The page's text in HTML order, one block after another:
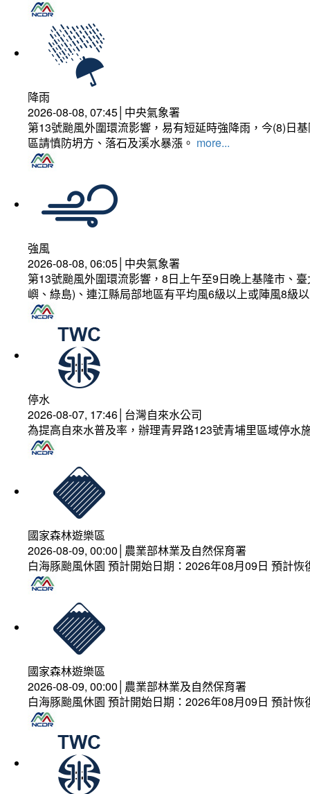
降雨
2026-08-08, 07:45│中央氣象署
第13號颱風外圍環流影響，易有短延時強降雨，今(8)日
區請慎防坍方、落石及溪水暴漲。 more...
強風
2026-08-08, 06:05│中央氣象署
第13號颱風外圍環流影響，8日上午至9日晚上基隆市、
嶼、綠島)、連江縣局部地區有平均風6級以上或陣風8級
停水
2026-08-07, 17:46│台灣自來水公司
為提高自來水普及率，辦理青昇路123號青埔里區域停水
國家森林遊樂區
2026-08-09, 00:00│農業部林業及自然保育署
白海豚颱風休園 預計開始日期：2026年08月09日 預計
國家森林遊樂區
2026-08-09, 00:00│農業部林業及自然保育署
白海豚颱風休園 預計開始日期：2026年08月09日 預計